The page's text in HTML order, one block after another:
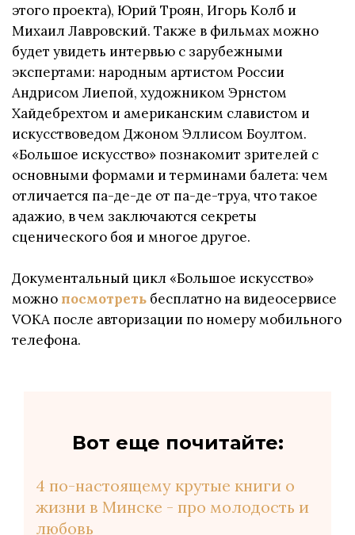
этого проекта), Юрий Троян, Игорь Колб и
Михаил Лавровский. Также в фильмах можно
будет увидеть интервью с зарубежными
экспертами: народным артистом России
Андрисом Лиепой, художником Эрнстом
Хайдебрехтом и американским славистом и
искусствоведом Джоном Эллисом Боултом.
«Большое искусство» познакомит зрителей с
основными формами и терминами балета: чем
отличается па-де-де от па-де-труа, что такое
адажио, в чем заключаются секреты
сценического боя и многое другое.
Документальный цикл «Большое искусство»
можно посмотреть бесплатно на видеосервисе
VOKA после авторизации по номеру мобильного
телефона.
Вот еще почитайте:
4 по-настоящему крутые книги о
жизни в Минске - про молодость и
любовь